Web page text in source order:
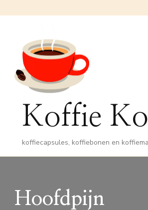
Koffie
koffiecapsules, koffiebonen en
Hoofdpijn